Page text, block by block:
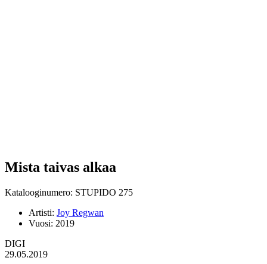
Mista taivas alkaa
Katalooginumero: STUPIDO 275
Artisti: Joy Regwan
Vuosi: 2019
DIGI
29.05.2019